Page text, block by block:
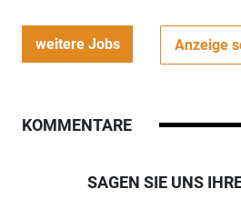
weitere Jobs Anzeige
KOMMENTARE
SAGEN SIE UNS